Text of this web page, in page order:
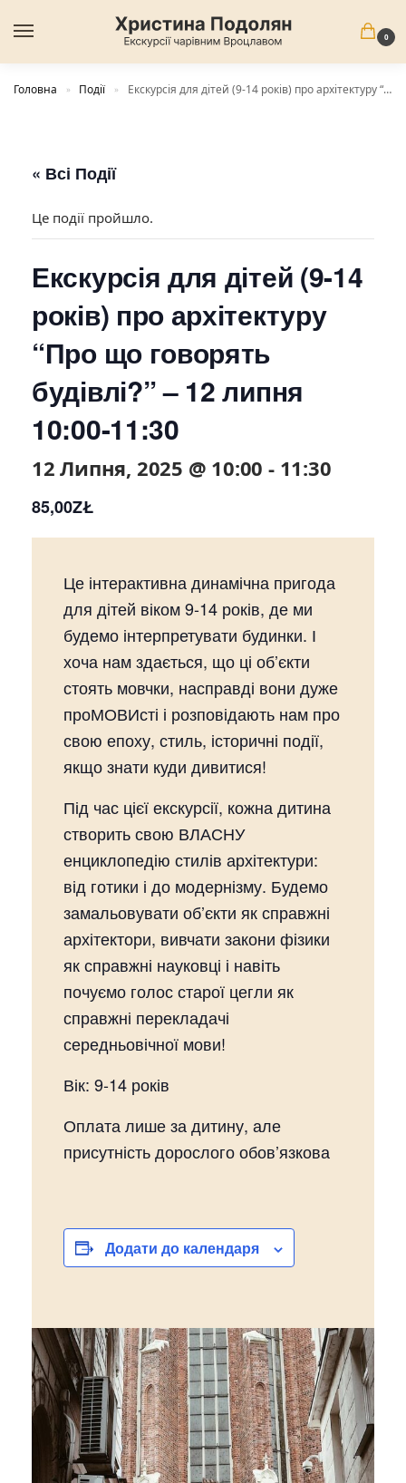
0
Головна » Події » Екскурсія для дітей (9-14 років) про архітектуру “Про що говорять будівлі?” – 12 липня 10:00-11:30
« Всі Події
Це події пройшло.
Екскурсія для дітей (9-14
років) про архітектуру
“Про що говорять
будівлі?” – 12 липня
10:00-11:30
12 Липня, 2025 @ 10:00 - 11:30
85,00ZŁ
Це інтерактивна динамічна пригода
для дітей віком 9-14 років, де ми
будемо інтерпретувати будинки. І
хоча нам здається, що ці об’єкти
стоять мовчки, насправді вони дуже
проМОВИсті і розповідають нам про
свою епоху, стиль, історичні події,
якщо знати куди дивитися!
Під час цієї екскурсії, кожна дитина
створить свою ВЛАСНУ
енциклопедію стилів архітектури:
від готики і до модернізму. Будемо
замальовувати об’єкти як справжні
архітектори, вивчати закони фізики
як справжні науковці і навіть
почуємо голос старої цегли як
справжні перекладачі
середньовічної мови!
Вік: 9-14 років
Оплата лише за дитину, але
присутність дорослого обов’язкова
Додати до календаря